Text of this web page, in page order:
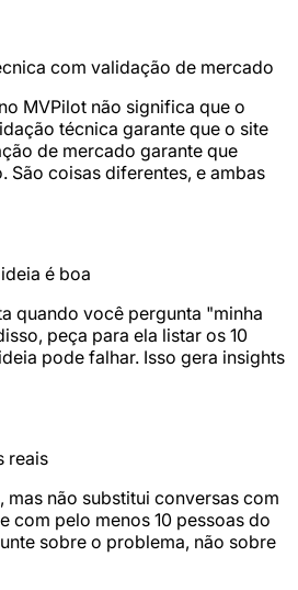
com validação de mercado
MVPilot não significa que o
técnica garante que o site
de mercado garante que
São coisas diferentes, e ambas
é boa
quando você pergunta "minha
peça para ela listar os 10
pode falhar. Isso gera insights
reais
mas não substitui conversas com
com pelo menos 10 pessoas do
sobre o problema, não sobre